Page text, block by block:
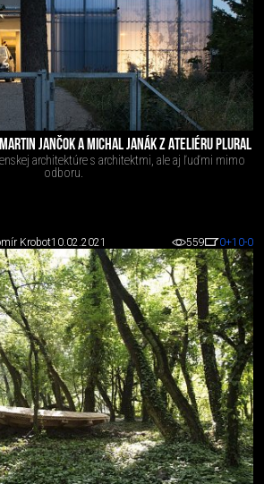
JANČOK A MICHAL JANÁK Z ATELIÉRU PLURAL
architektúre s architektmi, ale aj ľuďmi mimo
odboru.
Krobot10.02.2021 559 0+10-0